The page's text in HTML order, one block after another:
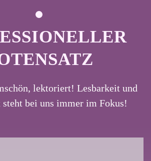
lektoriert! Lesbarkeit und
bei uns immer im Fokus!